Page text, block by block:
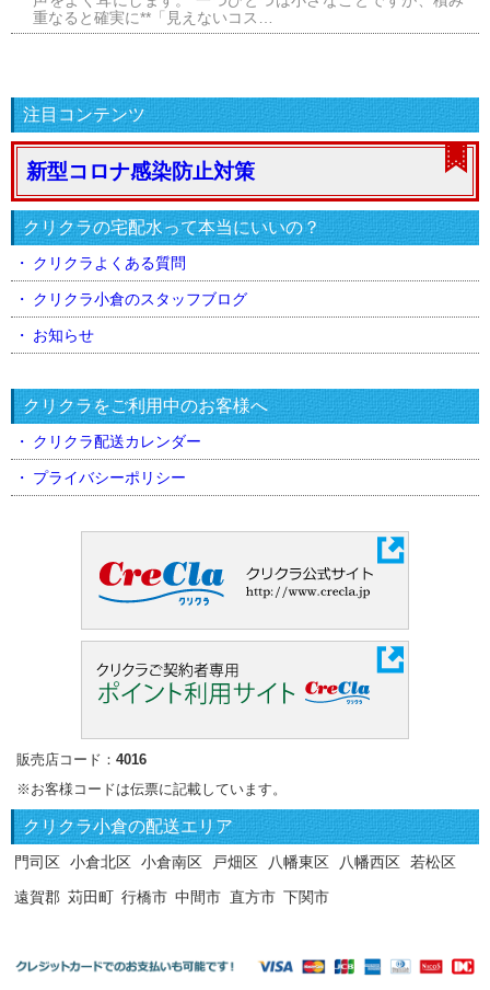
重なると確実に**「見えないコス…
注目コンテンツ
新型コロナ感染防止対策
クリクラの宅配水って本当にいいの？
クリクラよくある質問
クリクラ小倉のスタッフブログ
お知らせ
クリクラをご利用中のお客様へ
クリクラ配送カレンダー
プライバシーポリシー
販売店コード： 4016
※お客様コードは伝票に記載しています。
クリクラ小倉の配送エリア
門司区 小倉北区 小倉南区 戸畑区 八幡東区 八幡西区 若松区
遠賀郡 苅田町 行橋市 中間市 直方市 下関市